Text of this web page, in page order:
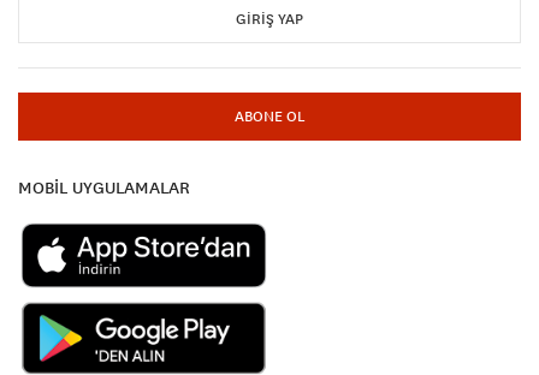
GIRIŞ YAP
ABONE OL
MOBİL UYGULAMALAR